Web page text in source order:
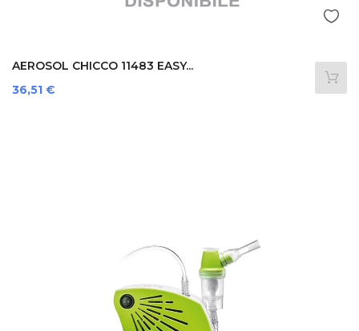
AEROSOL CHICCO 11483 EASY...
Prezzo
36,51 €